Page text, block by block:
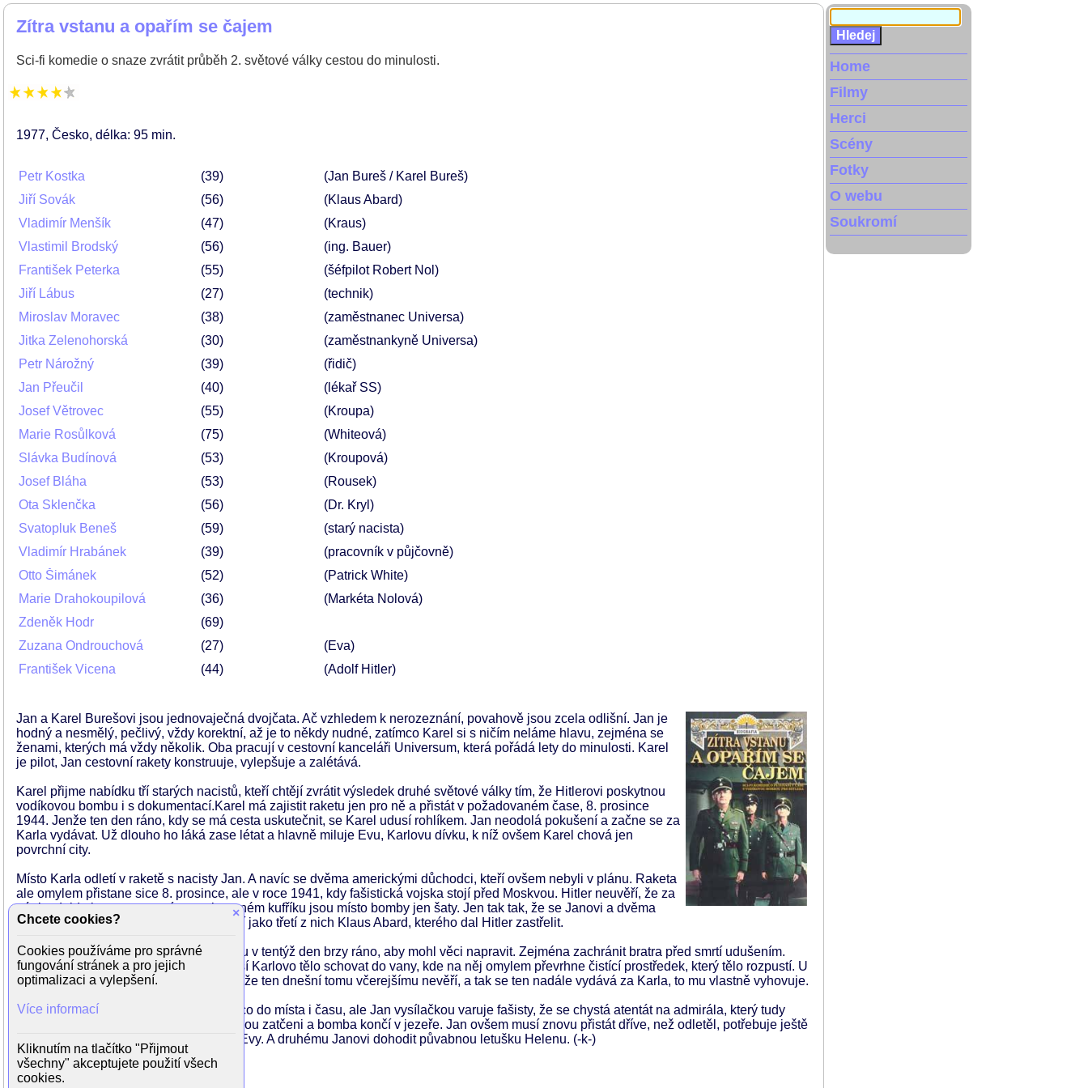
Zítra vstanu a opařím se čajem
Sci-fi komedie o snaze zvrátit průběh 2. světové války cestou do minulosti.
1977 Česko délka: 95 min
Petr Kostka 39
(Jan Bureš / Karel Bureš)
Jiří Sovák
56
(Klaus Abard)
Vladimír Menšík
47
(Kraus)
Vlastimil Brodský
56
(ing. Bauer)
František Peterka
55
(šéfpilot Robert Nol)
Jiří Lábus
27
(technik)
Miroslav Moravec
38
(zaměstnanec Universa)
Jitka Zelenohorská
30
(zaměstnankyně Universa)
Petr Nárožný
39
(řidič)
Jan Přeučil
40
(lékař SS)
Josef Větrovec
55
(Kroupa)
Marie Rosůlková
75
(Whiteová)
Slávka Budínová
53
(Kroupová)
Josef Bláha
53
(Rousek)
Ota Sklenčka
56
(Dr. Kryl)
Svatopluk Beneš
59
(starý nacista)
Vladimír Hrabánek
39
(pracovník v půjčovně)
Otto Šimánek
52
(Patrick White)
Marie Drahokoupilová
36
(Markéta Nolová)
Zdeněk Hodr
69
Zuzana Ondrouchová
27
(Eva)
František Vicena
44 (Adolf Hitler)
Jan a Karel Burešovi jsou jednovaječná dvojčata. Ač vzhledem k nerozeznání, povahově jsou zcela odlišní. Jan je
hodný a nesmělý, pečlivý, vždy korektní, až je to někdy nudné, zatímco Karel si s ničím neláme hlavu, zejména se
ženami, kterých má vždy několik. Oba pracují v cestovní kanceláři Universum, která pořádá lety do minulosti. Karel
je pilot, Jan cestovní rakety konstruuje, vylepšuje a zalétává.
Karel přijme nabídku tří starých nacistů, kteří chtějí zvrátit výsledek druhé světové války tím, že Hitlerovi poskytnou
vodíkovou bombu i s dokumentací.Karel má zajistit raketu jen pro ně a přistát v požadovaném čase, 8. prosince
1944. Jenže ten den ráno, kdy se má cesta uskutečnit, se Karel udusí rohlíkem. Jan neodolá pokušení a začne se za
Karla vydávat. Už dlouho ho láká zase létat a hlavně miluje Evu, Karlovu dívku, k níž ovšem Karel chová jen
povrchní city.
Místo Karla odletí v raketě s nacisty Jan. A navíc se dvěma americkými důchodci, kteří ovšem nebyli v plánu. Raketa
ale omylem přistane sice 8. prosince, ale v roce 1941, kdy fašistická vojska stojí před Moskvou. Hitler neuvěří, že za
pár let dojde ke zvratu, navíc v prohozeném kufříku jsou místo bomby jen šaty. Jen tak tak, že se Janovi a dvěma
starým nacistům podaří utéct a neskončí jako třetí z nich Klaus Abard, kterého dal Hitler zastřelit.
Na zpáteční cestě přistane Jan s raketou v tentýž den brzy ráno, aby mohl věci napravit. Zejména zachránit bratra před smrtí udušením.
Jenže to nestihne, tak se alespoň pokusí Karlovo tělo schovat do vany, kde na něj omylem převrhne čistící prostředek, který tělo rozpustí. U
Burešových jsou rázem dva Janové, jenže ten dnešní tomu včerejšímu nevěří, a tak se ten nadále vydává za Karla, to mu vlastně vyhovuje.
Druhý výlet do minulosti už je úspěšný co do místa i času, ale Jan vysílačkou varuje fašisty, že se chystá atentát na admirála, který tudy
bude projíždět. Nacisté z budoucnosti jsou zatčeni a bomba končí v jezeře. Jan ovšem musí znovu přistát dříve, než odletěl, potřebuje ještě
napravit nepodařené námluvy v rodině Evy. A druhému Janovi dohodit půvabnou letušku Helenu. (-k-)
Režie: Jindřich Polák
Produkce: Jan Šuster
Home
Filmy
Herci
Scény
Fotky
O webu
Soukromí
×
Chcete cookies?
Cookies používáme pro správné
fungování stránek a pro jejich
optimalizaci a vylepšení.
Více informací
Kliknutím na tlačítko "Přijmout
všechny" akceptujete použití všech
cookies.